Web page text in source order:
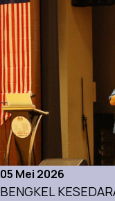
05 Mei 2026
BENGKEL